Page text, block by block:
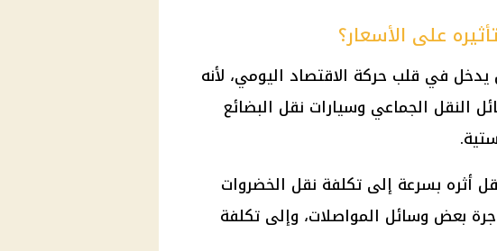
على الأسعار؟
يدخل في قلب حركة الاقتصاد اليومي، لأنه
النقل الجماعي وسيارات نقل البضائع
أثره بسرعة إلى تكلفة نقل الخضروات
بعض وسائل المواصلات، وإلى تكلفة